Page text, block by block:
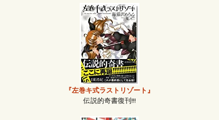
『左巻キ式ラストリゾート』
伝説的奇書復刊!!!